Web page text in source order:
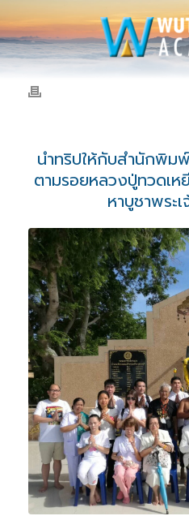
นำทริปให้กับสำนักพิม
ตามรอยหลวงปู่ทวดเห
หาบูชาพระ